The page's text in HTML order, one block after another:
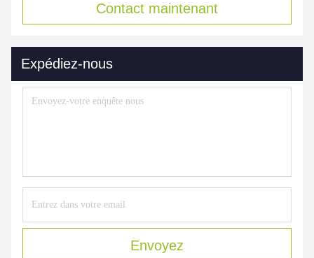
Contact maintenant
Expédiez-nous
Envoyez